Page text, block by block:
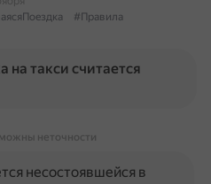
#Правила
на такси считается
неточности
несостоявшейся в